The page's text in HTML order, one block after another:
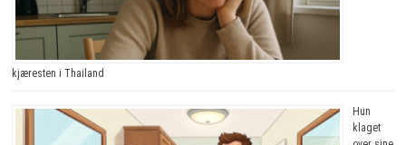
kjæresten i Thailand
Hun
klaget